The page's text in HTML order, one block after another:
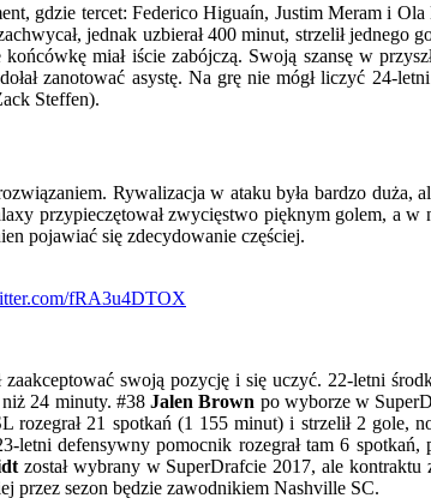
gdzie tercet: Federico Higuaín, Justim Meram i
jednak uzbierał 400 minut, strzelił jednego
miał iście zabójczą. Swoją szansę w
zanotować asystę. Na grę nie mógł liczyć 24-
Steffen).
Rywalizacja w ataku była bardzo
przypieczętował zwycięstwo pięknym golem, a
pojawiać się zdecydowanie częściej.
fRA3u4DTOX
swoją pozycję i się uczyć. 22-letni
niż 24 minuty. #38Jalen Brown po wyborze w
21 spotkań (1 155 minut) i strzelił 2 gole,
defensywny pomocnik rozegrał tam 6
został wybrany w SuperDrafcie 2017, ale
przez sezon będzie zawodnikiem Nashville SC.